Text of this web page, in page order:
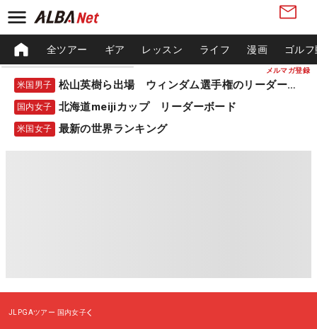
メルマガ登録
全ツアー ギア レッスン ライフ 漫画 ゴル
米国男子 松山英樹ら出場 ウィンダム選手権のリーダーボード
国内女子 北海道meijiカップ リーダーボード
米国女子 最新の世界ランキング
JLPGAツアー 国内女子